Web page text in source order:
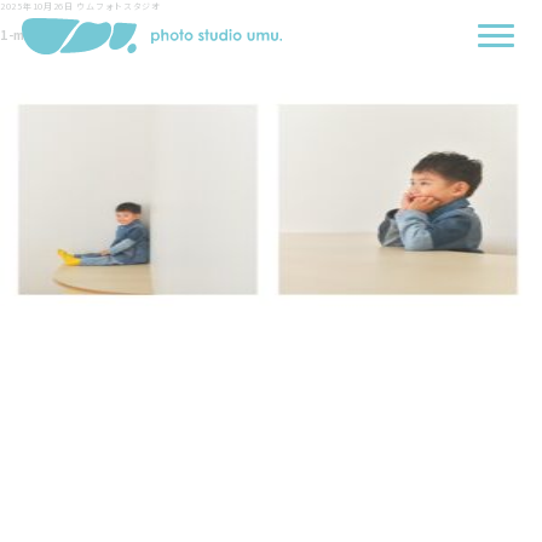
2025年10月26日 ウムフォトスタジオ
1-min